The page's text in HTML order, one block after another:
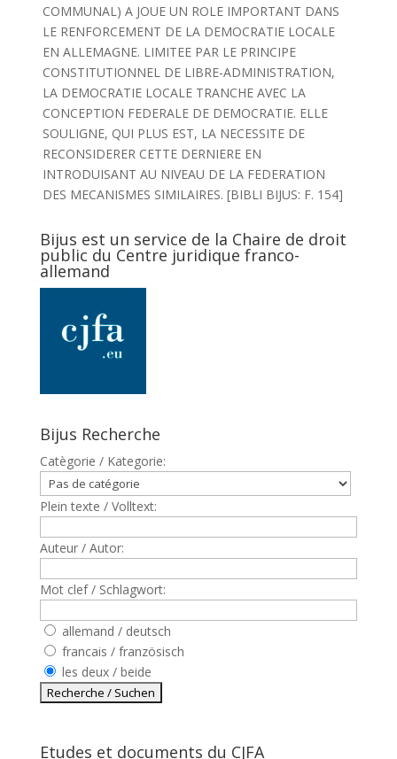
COMMUNAL) A JOUE UN ROLE IMPORTANT DANS
LE RENFORCEMENT DE LA DEMOCRATIE LOCALE
EN ALLEMAGNE. LIMITEE PAR LE PRINCIPE
CONSTITUTIONNEL DE LIBRE-ADMINISTRATION,
LA DEMOCRATIE LOCALE TRANCHE AVEC LA
CONCEPTION FEDERALE DE DEMOCRATIE. ELLE
SOULIGNE, QUI PLUS EST, LA NECESSITE DE
RECONSIDERER CETTE DERNIERE EN
INTRODUISANT AU NIVEAU DE LA FEDERATION
DES MECANISMES SIMILAIRES. [BIBLI BIJUS: F. 154]
Bijus est un service de la Chaire de droit
public du Centre juridique franco-
allemand
Bijus Recherche
Catègorie / Kategorie:
Plein texte / Volltext:
Auteur / Autor:
Mot clef / Schlagwort:
allemand / deutsch
francais / französisch
les deux / beide
Etudes et documents du CJFA